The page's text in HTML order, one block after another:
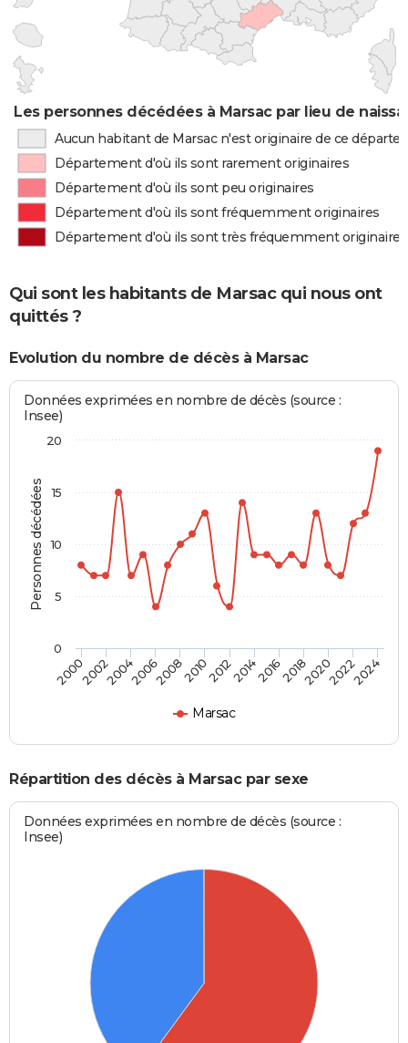
Les personnes décédées à Marsac par lieu de
Aucun habitant de Marsac n'est originaire de ce
Département d'où ils sont rarement originaires
Département d'où ils sont peu originaires
Département d'où ils sont fréquemment originaires
Département d'où ils sont très fréquemment originaires
Qui sont les habitants de Marsac qui nous ont
quittés ?
Evolution du nombre de décès à Marsac
Personnes décédées
Données exprimées en nombre de décès (source :
Insee)
Marsac
2000200220042006200820102012201420162018202020222024
0
5
10
15
20
Répartition des décès à Marsac par sexe
Données exprimées en nombre de décès (source :
Insee)